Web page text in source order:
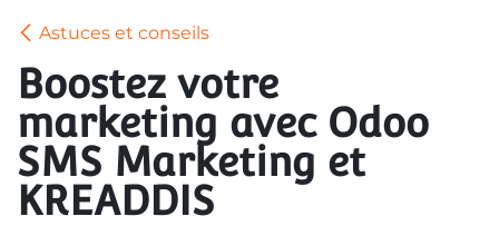
Astuces et conseils
Boostez votre
marketing avec Odoo
SMS Marketing et
KREADDIS